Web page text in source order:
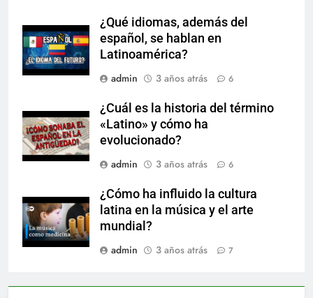
¿Qué idiomas, además del
español, se hablan en
Latinoamérica?
admin
3 años atrás 6
¿Cuál es la historia del término
«Latino» y cómo ha
evolucionado?
admin
3 años atrás 6
¿Cómo ha influido la cultura
latina en la música y el arte
mundial?
admin
3 años atrás 7